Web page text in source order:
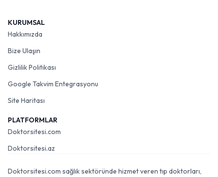
KURUMSAL
Hakkımızda
Bize Ulaşın
Gizlilik Politikası
Google Takvim Entegrasyonu
Site Haritası
PLATFORMLAR
Doktorsitesi.com
Doktorsitesi.az
Doktorsitesi.com sağlık sektöründe hizmet veren tıp doktorları,